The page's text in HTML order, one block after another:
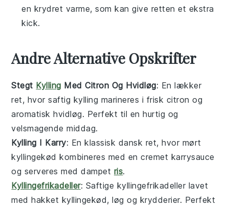
en krydret varme, som kan give retten et ekstra
kick.
Andre Alternative Opskrifter
Stegt Kylling Med Citron Og Hvidløg: En lækker
ret, hvor saftig kylling marineres i frisk citron og
aromatiskhvidløg. Perfekt til en hurtig og
velsmagende middag.
Kylling I Karry: En klassisk dansk ret, hvor mørt
kyllingekød kombineres med en cremet karrysauce
og serveres med dampet ris.
Kyllingefrikadeller: Saftige kyllingefrikadeller lavet
med hakket kyllingekød, løg og krydderier. Perfekt